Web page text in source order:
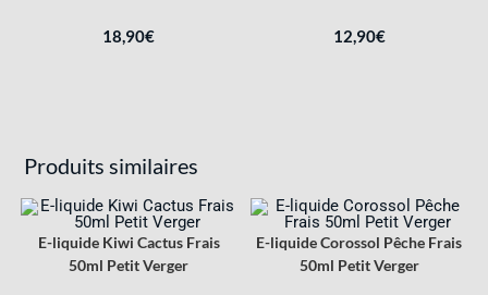
18,90€ 12,90€
Produits similaires
E-liquide Kiwi Cactus Frais
50ml Petit Verger
E-liquide Corossol Pêche Frais
50ml Petit Verger